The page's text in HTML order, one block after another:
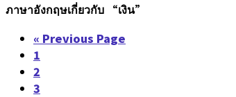
ภาษาอังกฤษเกี่ยวกับ “เงิน”
« Previous Page
1
2
3